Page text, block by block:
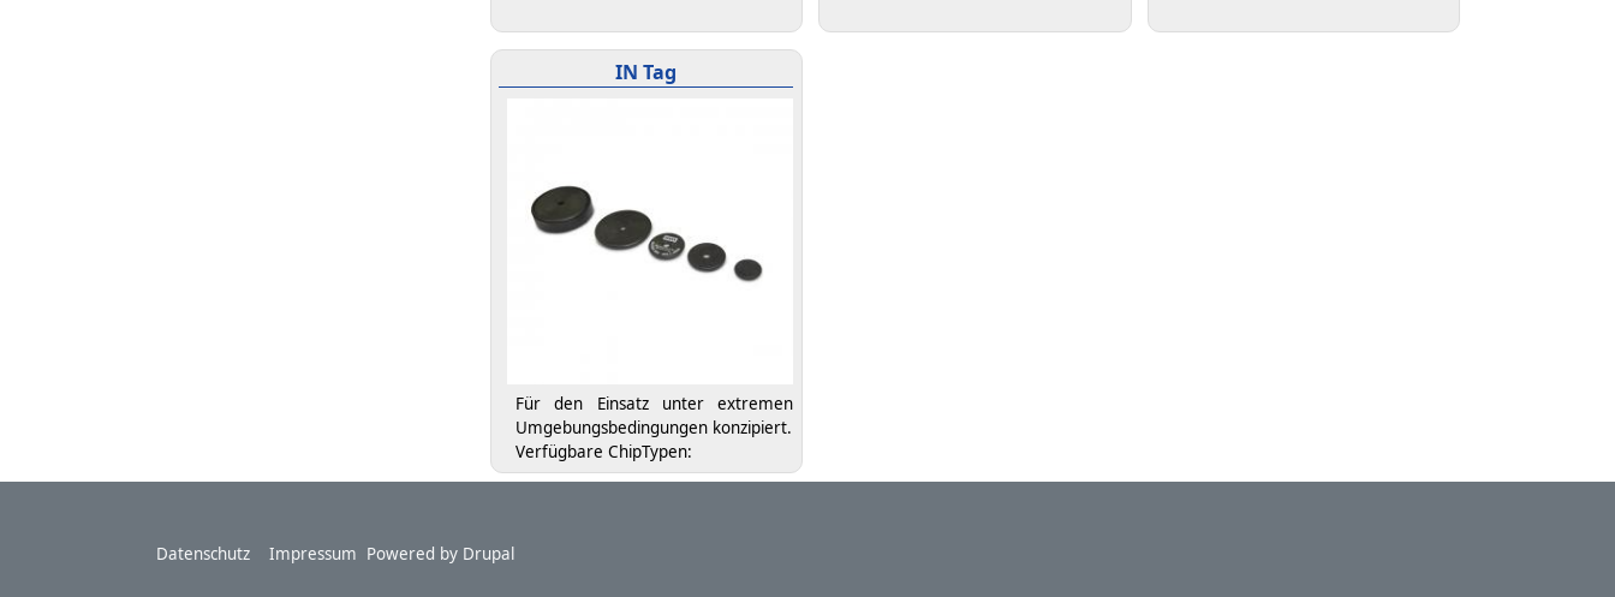
IN Tag
Für den Einsatz unter extremen
Umgebungsbedingungen konzipiert.
Verfügbare ChipTypen:
Footer
Datenschutz Impressum Powered by Drupal